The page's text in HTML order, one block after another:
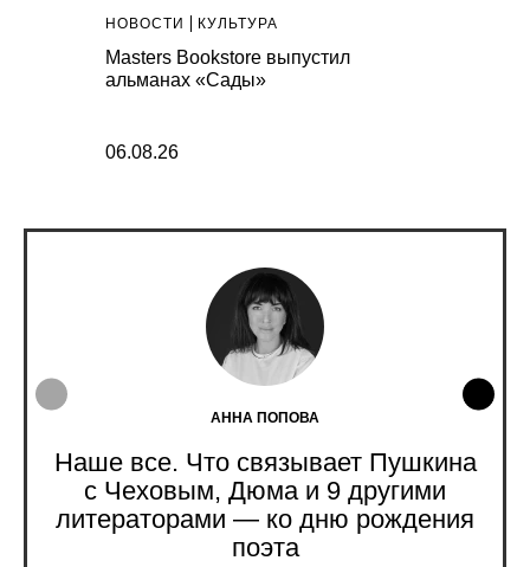
НОВОСТИ КУЛЬТУРА
Masters Bookstore выпустил
альманах «Сады»
06.08.26
АННА ПОПОВА
Наше все. Что связывает Пушкина
с Чеховым, Дюма и 9 другими
литераторами — ко дню рождения
поэта